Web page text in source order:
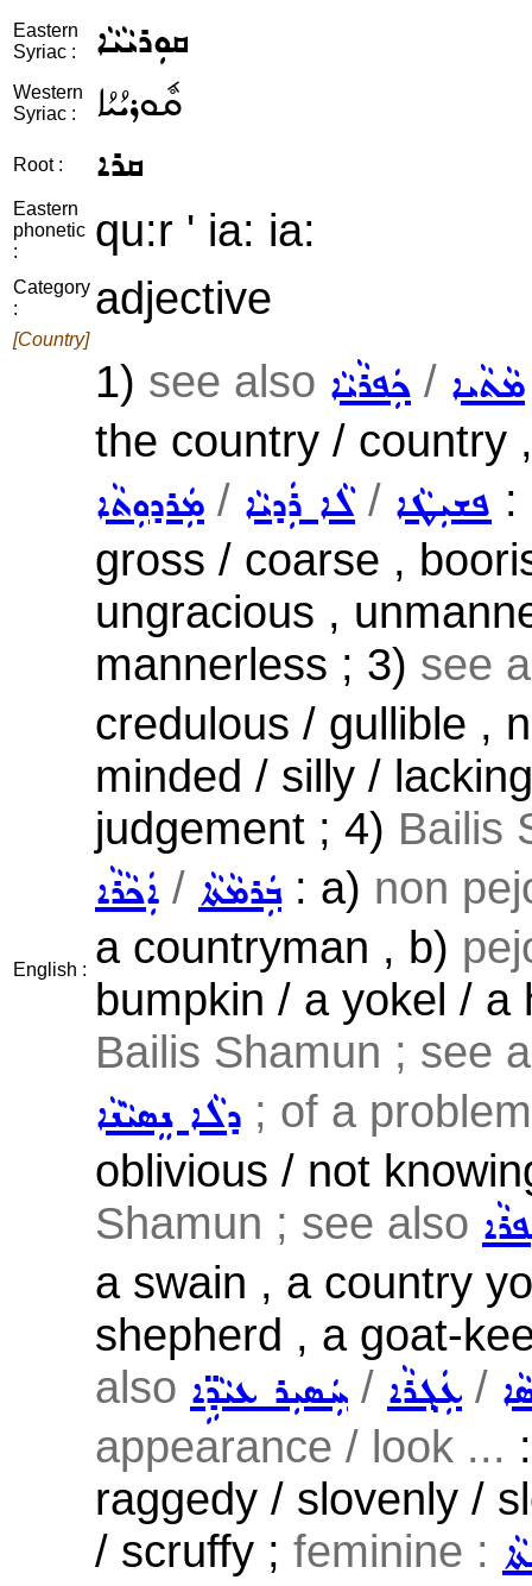
Eastern
Syriac :
ܩܘܼܪܝܵܝܵܐ
Western
Syriac :
ܩܽܘܪܝܳܝܳܐ
Root : ܩܪܐ
Eastern
phonetic
:
qu:r ' ia: ia:
Category
:
adjective
[Country]
English :
1) see also ܟܲܦܪܵܝܵܐ / ܡܵܬܵܝܐ
the country / country
ܡܲܪܕܘܼܬܵܐ / ܠܵܐ ܪܲܕܝܵܐ/ ܦܫܝܼܛܵܐ :
gross / coarse ,
ungracious ,
mannerless ; 3) see
credulous / gullible ,
minded / silly /
judgement ; 4) Bailis
ܐܲܟܵܪܵܐ / ܒܲܪܡܵܬܵܐ: a) non
a countryman , b)
bumpkin / a yokel / a
Bailis Shamun ; see
ܕܠܵܐ ܢܸܣܝܵܢܵܐ ; of a
oblivious / not
Shamun ; see also
a swain , a country
shepherd , a goat-
also ܚܲܣܝܼܪ ܥܝܵܕܹ̈ܐ / ܥܲܓ݂ܪܵܐ /
appearance / look ...
raggedy / slovenly /
/ scruffy ; feminine :